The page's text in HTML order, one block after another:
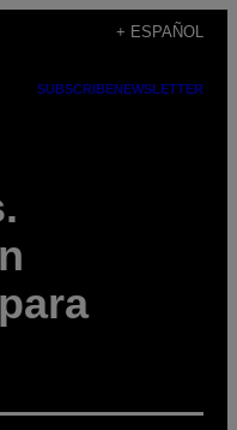
+ ESPAÑOL
SUBSCRIBENEWSLETTER